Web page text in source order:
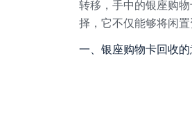
转移，手中的银座购
择，它不仅能够将闲
一、银座购物卡回收